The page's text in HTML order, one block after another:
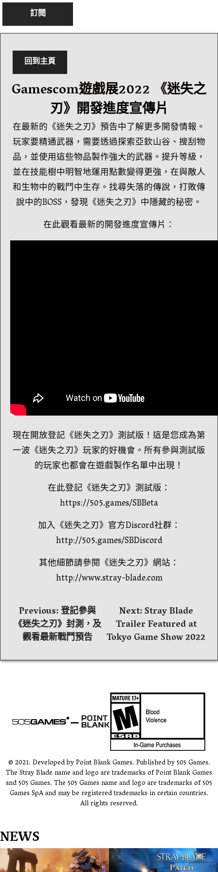
訂閱
回到主頁
Gamescom遊戲展2022 《迷失之
刃》開發進度宣傳片
在最新的《迷失之刃》預告中了解更多開發情報。
玩家要精通武器，需要透過探索亞欽山谷、搜刮物
品，並使用這些物品製作強大的武器。提升等級，
並在技能樹中明智地運用點數變得更強，在與敵人
和生物中的戰鬥中生存。找尋失落的傳說，打敗傳
說中的BOSS，發現《迷失之刃》中隱藏的秘密。
在此觀看最新的開發進度宣傳片：
現在開放登記《迷失之刃》測試版！這是您成為第
一波《迷失之刃》玩家的好機會。所有參與測試版
的玩家也都會在遊戲製作名單中出現！
在此登記《迷失之刃》測試版：
https://505.games/SBBeta
加入《迷失之刃》官方Discord社群：
http://505.games/SBDiscord
其他細節請參閱《迷失之刃》網站：
http://www.stray-blade.com
文
章
導
Previous:登記參與
《迷失之刃》封測，及
觀看最新戰鬥預告
Next:Stray Blade
Trailer Featured at
Tokyo Game Show 2022
© 2021. Developed by Point Blank Games. Published by 505 Games.
The Stray Blade name and logo are trademarks of Point Blank Games
and 505 Games. The 505 Games name and logo are trademarks of 505
Games SpA and may be registered trademarks in certain countries.
All rights reserved.
NEWS